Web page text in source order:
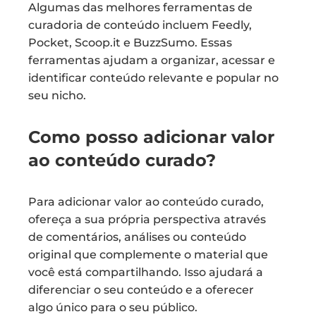
Algumas das melhores ferramentas de
curadoria de conteúdo incluem Feedly,
Pocket, Scoop.it e BuzzSumo. Essas
ferramentas ajudam a organizar, acessar e
identificar conteúdo relevante e popular no
seu nicho.
Como posso adicionar valor
ao conteúdo curado?
Para adicionar valor ao conteúdo curado,
ofereça a sua própria perspectiva através
de comentários, análises ou conteúdo
original que complemente o material que
você está compartilhando. Isso ajudará a
diferenciar o seu conteúdo e a oferecer
algo único para o seu público.